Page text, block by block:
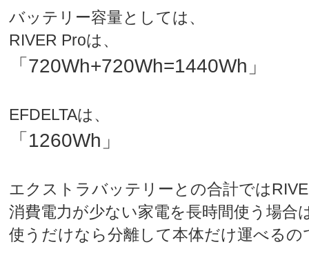
バッテリー容量としては、
RIVER Proは、
「720Wh+720Wh=1440Wh」
EFDELTAは、
「1260Wh」
エクストラバッテリーとの合計では
消費電力が少ない家電を長時間使う場合
使うだけなら分離して本体だけ運べるの